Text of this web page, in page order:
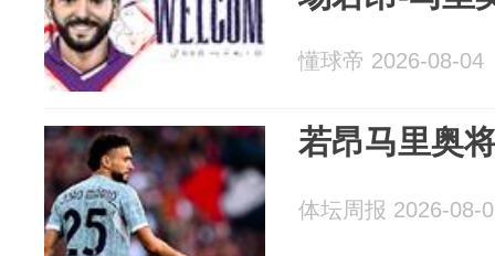
懂球帝 2026-08-04
若昂马里奥
体坛周报 2026-08-